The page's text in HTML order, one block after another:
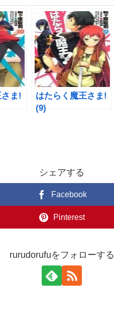
ま!
はたらく魔王さま!
(9)
シェアする
Facebook
Pinterest
rurudorufuをフォローする